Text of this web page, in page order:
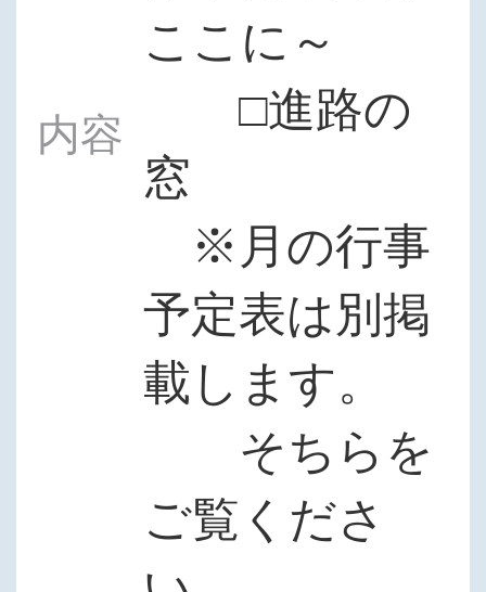
内容
ここに～
□進路の
窓
※月の行事
予定表は別掲
載します。
そちらを
ご覧くださ